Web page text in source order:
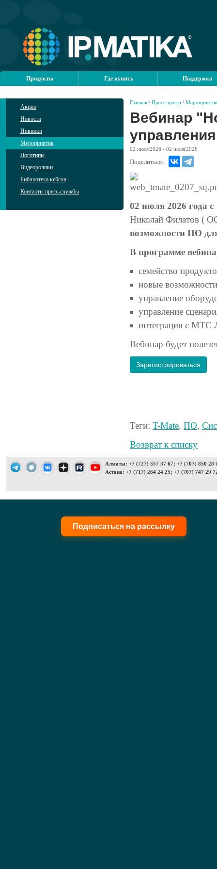
Продукты Где купить Поддержка
Акции
Новости
Новинки
Мероприятия
Логотипы
Видеоролики
Библиотека кейсов
Контакты пресс-службы
Главная / Пресс-центр / Мероприятия
Вебинар
02 июля'2026 - 02 июля'2026
Поделиться:
02 июля 2026 года с
Николай Филатов (
возможности ПО
В программе
семейство
новые
управление
управление
интеграция с МТС
Вебинар будет
Зарегистрироваться
Теги: T-Mate, ПО,
Возврат к списку
Алматы: +7 (727) 357 37 67; +7 (707) 850 28
Астана: +7 (717) 264 24 25; +7 (707) 747 29
Подписаться на рассылку